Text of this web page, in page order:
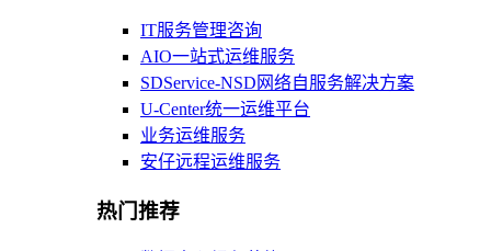
IT服务管理咨询
AIO一站式运维服务
SDService-NSD网络自服务解决方案
U-Center统一运维平台
业务运维服务
安仔远程运维服务
热门推荐